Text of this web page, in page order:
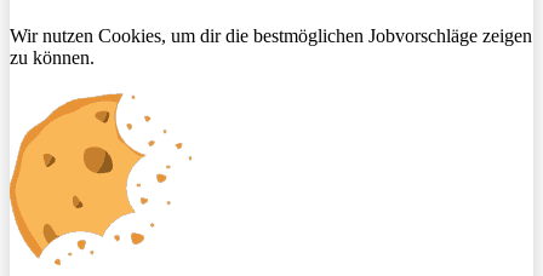
Wir nutzen Cookies, um dir die bestmöglichen Jobvorschläge zeigen
zu können.